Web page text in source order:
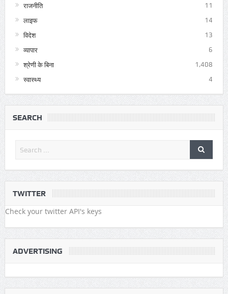
राजनीति 11
लाइफ 14
विदेश 13
व्यापार 6
श्रेणी के बिना 1,408
स्वास्थ्य 4
SEARCH
TWITTER
Check your twitter API's keys
ADVERTISING